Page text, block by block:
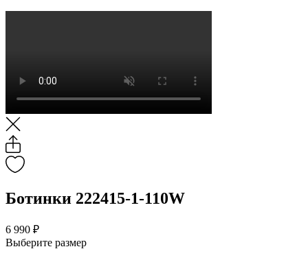
Ботинки 222415-1-110W
6 990 ₽
Выберите размер